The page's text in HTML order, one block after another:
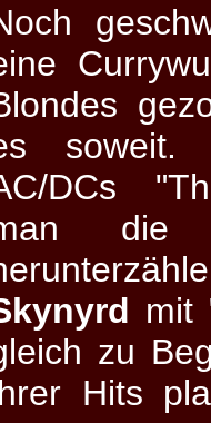
soweit.
DCs
die
mit
zu
Hits